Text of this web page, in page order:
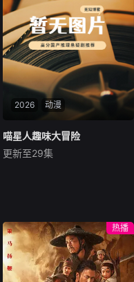
孩子心理特点，帮家长读懂孩
子行为背后的需求。助力家长
成为温和通透、懂孩子、会引
导的智慧父母，建立松弛温暖
的亲子关系，滋养孩子内心安
全感，培养自信懂事、愿意倾
听父母的优质孩子。
2026 动漫
喵星人趣味大冒险
未知
喵星人趣味大冒险
更新至29集
热播